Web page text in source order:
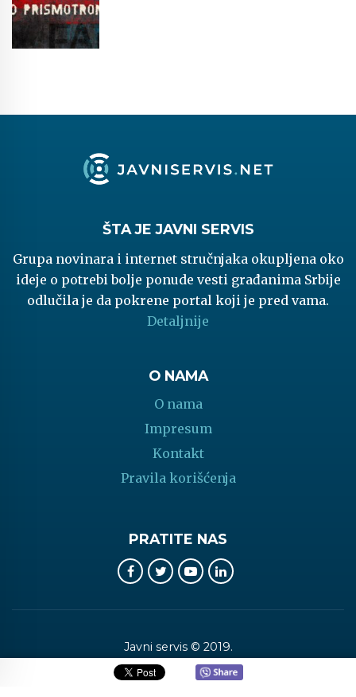
ŠTA JE JAVNI SERVIS
Grupa novinara i internet stručnjaka okupljena oko
ideje o potrebi bolje ponude vesti građanima Srbije
odlučila je da pokrene portal koji je pred vama.
Detaljnije
O NAMA
O nama
Impresum
Kontakt
Pravila korišćenja
PRATITE NAS
Javni servis © 2019.